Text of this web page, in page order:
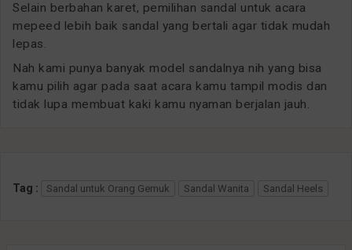
Selain berbahan karet, pemilihan sandal untuk acara
mepeed lebih baik sandal yang bertali agar tidak mudah
lepas.
Nah kami punya banyak model sandalnya nih yang bisa
kamu pilih agar pada saat acara kamu tampil modis dan
tidak lupa membuat kaki kamu nyaman berjalan jauh.
Tag : Sandal untuk Orang Gemuk Sandal Wanita Sandal Heels